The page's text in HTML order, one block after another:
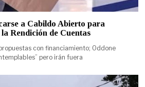
a Cabildo Abierto para
Rendición de Cuentas
con financiamiento; Oddone
pero irán fuera